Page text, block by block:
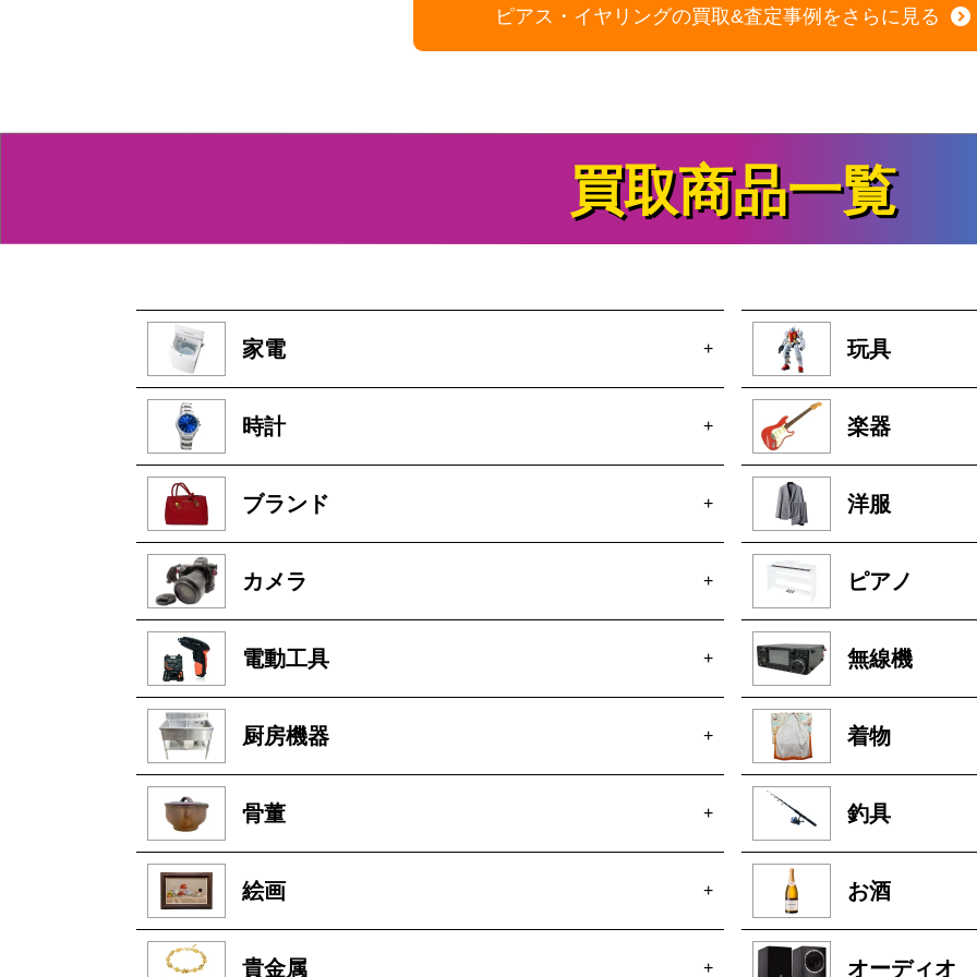
ピアス・イヤリングの買取&査定事例をさらに見る
買取商品一覧
家電 +
時計 +
ブランド +
カメラ +
電動工具 +
厨房機器 +
骨董 +
絵画 +
貴金属 +
玩具
楽器
洋服
ピアノ
無線機
着物
釣具
お酒
オーディオ